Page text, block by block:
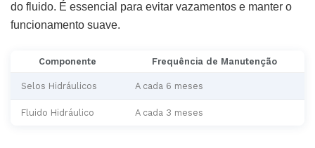
do fluido. É essencial para evitar vazamentos e manter o
funcionamento suave.
Componente Frequência de Manutenção
Selos Hidráulicos A cada 6 meses
Fluido Hidráulico A cada 3 meses